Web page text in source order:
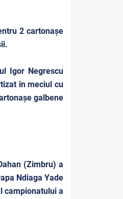
2 cartonașe
Igor Negrescu
în meciul cu
galbene
(Zimbru) a
Ndiaga Yade
campionatului a